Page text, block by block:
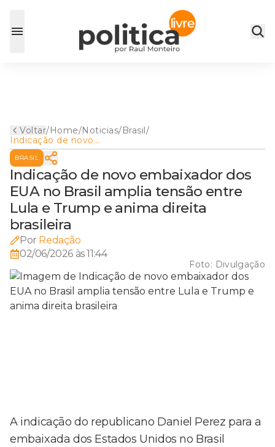
Voltar/Home/Noticias/Brasil/
Indicação de novo
embaixador dos EUA no
Brasil amplia tensão entre
Lula e Trump e anima direita
brasileira
BRASIL
Indicação de novo embaixador dos
EUA no Brasil amplia tensão entre
Lula e Trump e anima direita
brasileira
Por Redação
02/06/2026 às 11:44
Foto: Divulgação
A indicação do republicano Daniel Perez para a
embaixada dos Estados Unidos no Brasil